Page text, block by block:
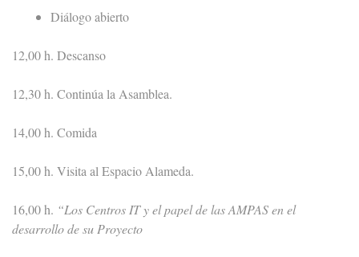
Diálogo abierto
12,00 h. Descanso
12,30 h. Continúa la Asamblea.
14,00 h. Comida
15,00 h. Visita al Espacio Alameda.
16,00 h. “Los Centros IT y el papel de las AMPAS en el
desarrollo de su Proyecto